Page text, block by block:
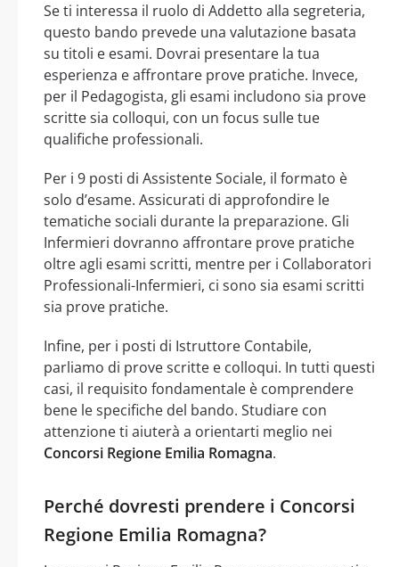
Se ti interessa il ruolo di Addetto alla segreteria,
questo bando prevede una valutazione basata
su titoli e esami. Dovrai presentare la tua
esperienza e affrontare prove pratiche. Invece,
per il Pedagogista, gli esami includono sia prove
scritte sia colloqui, con un focus sulle tue
qualifiche professionali.
Per i 9 posti di Assistente Sociale, il formato è
solo d’esame. Assicurati di approfondire le
tematiche sociali durante la preparazione. Gli
Infermieri dovranno affrontare prove pratiche
oltre agli esami scritti, mentre per i Collaboratori
Professionali-Infermieri, ci sono sia esami scritti
sia prove pratiche.
Infine, per i posti di Istruttore Contabile,
parliamo di prove scritte e colloqui. In tutti questi
casi, il requisito fondamentale è comprendere
bene le specifiche del bando. Studiare con
attenzione ti aiuterà a orientarti meglio nei
Concorsi Regione Emilia Romagna.
Perché dovresti prendere i Concorsi
Regione Emilia Romagna?